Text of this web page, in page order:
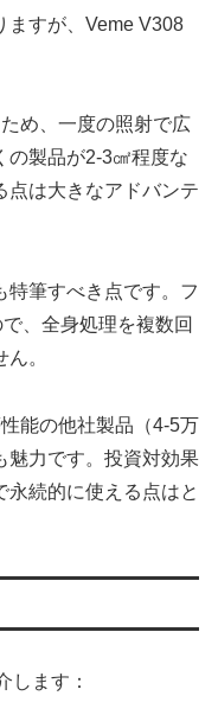
ますが、Veme V308
め、一度の照射で広
の製品が2-3㎠程度な
点は大きなアドバンテ
特筆すべき点です。フ
、全身処理を複数回
。
能の他社製品（4-5万
魅力です。投資対効果
永続的に使える点はと
します：